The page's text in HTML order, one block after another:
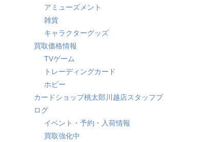
アミューズメント
雑貨
キャラクターグッズ
買取価格情報
TVゲーム
トレーディングカード
ホビー
カードショップ桃太郎川越店スタッフブ
ログ
イベント・予約・入荷情報
買取強化中